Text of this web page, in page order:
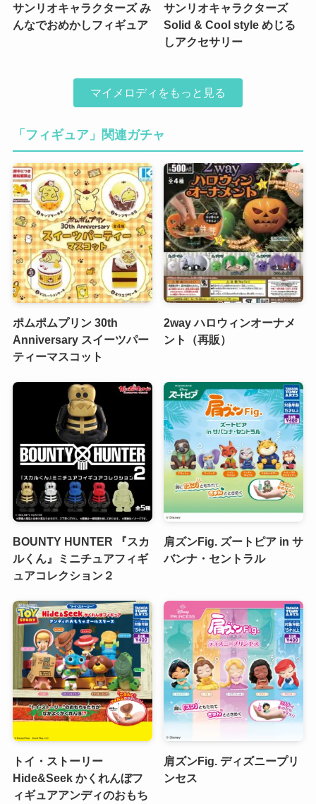
サンリオキャラクターズ み
んなでおめかしフィギュア
サンリオキャラクターズ
Solid & Cool style めじる
しアクセサリー
マイメロディをもっと見る
「フィギュア」関連ガチャ
ポムポムプリン 30th
Anniversary スイーツパー
ティーマスコット
2way ハロウィンオーナメ
ント（再販）
BOUNTY HUNTER 『スカ
ルくん』ミニチュアフィギ
ュアコレクション２
肩ズンFig. ズートピア in サ
バンナ・セントラル
トイ・ストーリー
Hide&Seek かくれんぼフ
ィギュアアンディのおもち
肩ズンFig. ディズニープリ
ンセス